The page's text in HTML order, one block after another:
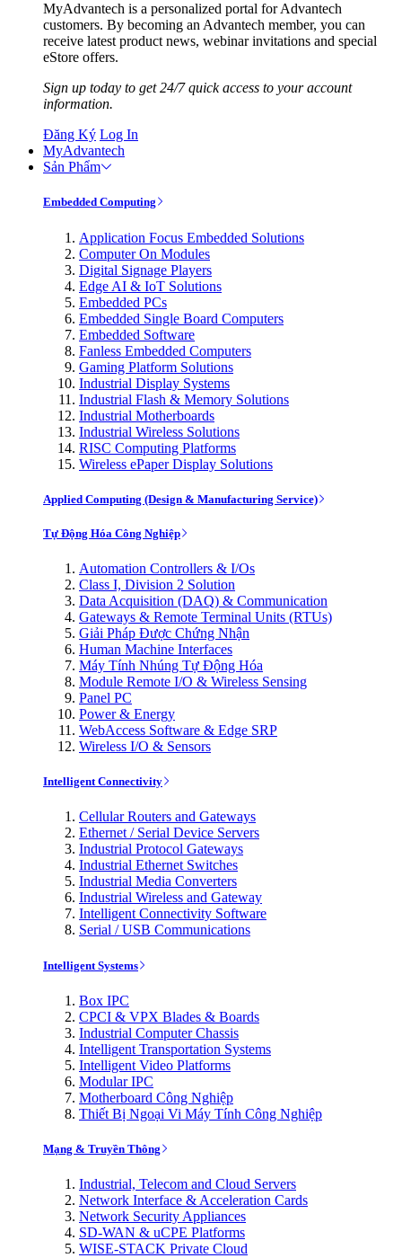
MyAdvantech is a personalized portal for Advantech
customers. By becoming an Advantech member, you can
receive latest product news, webinar invitations and special
eStore offers.
Sign up today to get 24/7 quick access to your account
information.
Đăng Ký Log In
MyAdvantech
Sản Phẩm
Embedded Computing
Application Focus Embedded Solutions
Computer On Modules
Digital Signage Players
Edge AI & IoT Solutions
Embedded PCs
Embedded Single Board Computers
Embedded Software
Fanless Embedded Computers
Gaming Platform Solutions
Industrial Display Systems
Industrial Flash & Memory Solutions
Industrial Motherboards
Industrial Wireless Solutions
RISC Computing Platforms
Wireless ePaper Display Solutions
Applied Computing (Design & Manufacturing Service)
Tự Động Hóa Công Nghiệp
Automation Controllers & I/Os
Class I, Division 2 Solution
Data Acquisition (DAQ) & Communication
Gateways & Remote Terminal Units (RTUs)
Giải Pháp Được Chứng Nhận
Human Machine Interfaces
Máy Tính Nhúng Tự Động Hóa
Module Remote I/O & Wireless Sensing
Panel PC
Power & Energy
WebAccess Software & Edge SRP
Wireless I/O & Sensors
Intelligent Connectivity
Cellular Routers and Gateways
Ethernet / Serial Device Servers
Industrial Protocol Gateways
Industrial Ethernet Switches
Industrial Media Converters
Industrial Wireless and Gateway
Intelligent Connectivity Software
Serial / USB Communications
Intelligent Systems
Box IPC
CPCI & VPX Blades & Boards
Industrial Computer Chassis
Intelligent Transportation Systems
Intelligent Video Platforms
Modular IPC
Motherboard Công Nghiệp
Thiết Bị Ngoại Vi Máy Tính Công Nghiệp
Mạng & Truyền Thông
Industrial, Telecom and Cloud Servers
Network Interface & Acceleration Cards
Network Security Appliances
SD-WAN & uCPE Platforms
WISE-STACK Private Cloud